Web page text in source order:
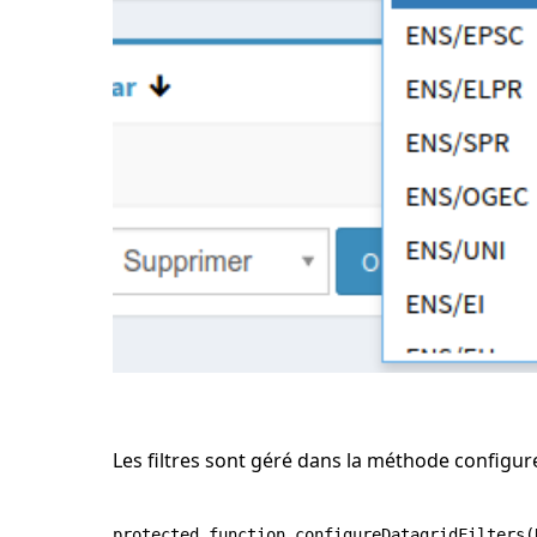
Les filtres sont géré dans la méthode